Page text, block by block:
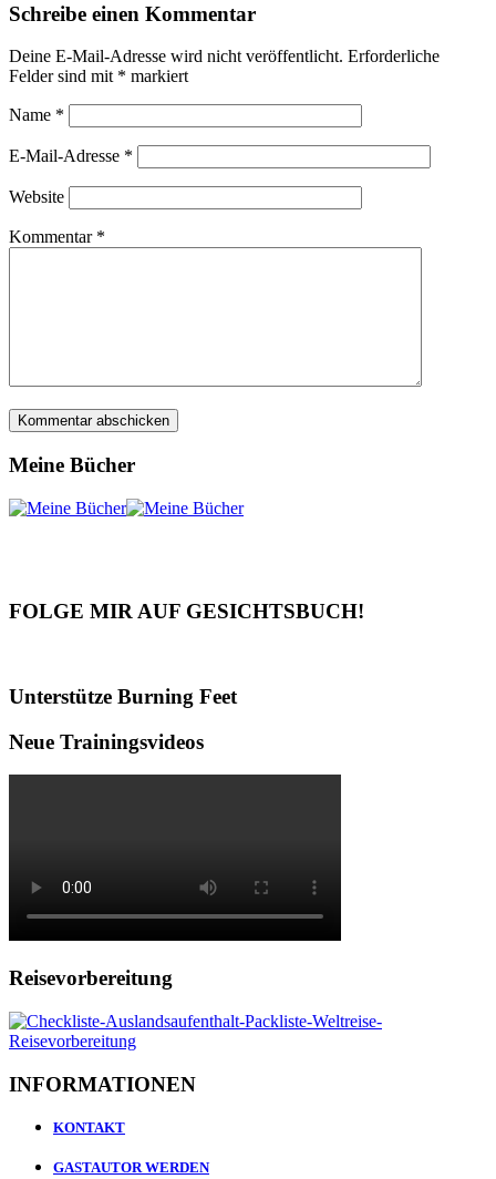
Schreibe einen Kommentar
Deine E-Mail-Adresse wird nicht veröffentlicht. Erforderliche
Felder sind mit * markiert
Name *
E-Mail-Adresse *
Website
Kommentar *
Meine Bücher
FOLGE MIR AUF GESICHTSBUCH!
Unterstütze Burning Feet
Neue Trainingsvideos
Reisevorbereitung
INFORMATIONEN
KONTAKT
GASTAUTOR WERDEN